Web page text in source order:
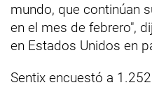
mundo, que continúan
en el mes de febrero",
en Estados Unidos en
Sentix encuestó a